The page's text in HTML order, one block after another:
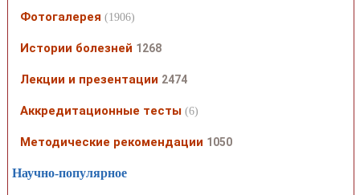
Фотогалерея (1906)
Истории болезней 1268
Лекции и презентации 2474
Аккредитационные тесты (6)
Методические рекомендации 1050
Научно-популярное